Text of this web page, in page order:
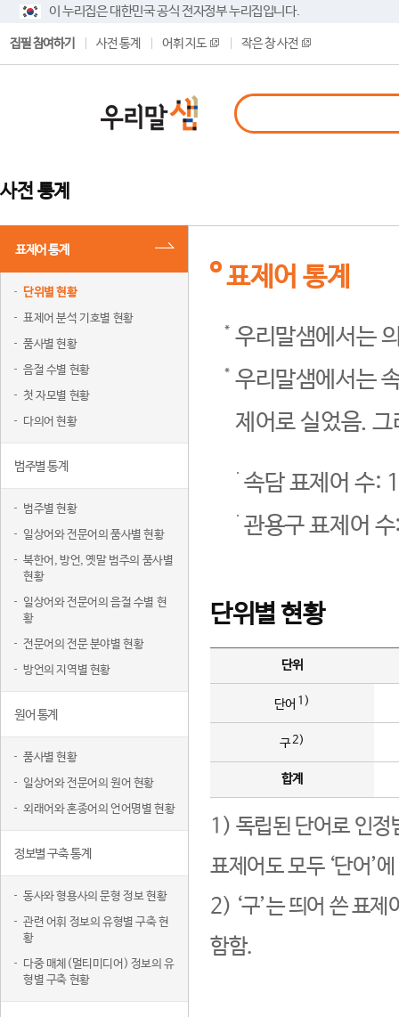
이 누리집은 대한민국 공식 전자정부 누리집입니다.
집필 참여하기 사전 통계 어휘 지도 작은 창 사전
사전 통계
표제어 통계
단위별 현황
표제어 분석 기호별 현황
품사별 현황
음절 수별 현황
첫 자모별 현황
다의어 현황
범주별 통계
범주별 현황
일상어와 전문어의 품사별 현황
북한어, 방언, 옛말 범주의 품사별
현황
일상어와 전문어의 음절 수별 현
황
전문어의 전문 분야별 현황
방언의 지역별 현황
원어 통계
품사별 현황
일상어와 전문어의 원어 현황
외래어와 혼종어의 언어명별 현황
정보별 구축 통계
동사와 형용사의 문형 정보 현황
관련 어휘 정보의 유형별 구축 현
황
다중 매체(멀티미디어) 정보의 유
형별 구축 현황
표제어 통계
우리말샘에서는
우리말샘에서는
제어로 실었음.
속담 표제어 수:
관용구 표제어
단위별 현황
단위
단어 1)
구2)
합계
1) 독립된 단어로 인정
표제어도 모두 ‘단어’
2) ‘구’는 띄어 쓴 표
함함.